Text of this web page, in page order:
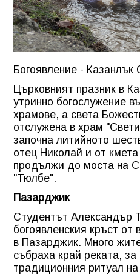
Богоявление -
Църковният празник в
утринно богослужение
храмове, а света
отслужена в храм
започна литийното
отец Николай и от
продължи до моста на
"Тюлбе".
Пазарджик
Студентът Александър
богоявленския кръст
в Пазарджик. Много
събраха край реката,
традиционния ритуал